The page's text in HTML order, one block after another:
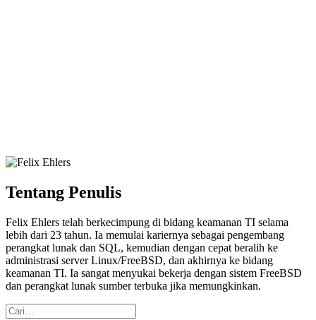
Tentang Penulis
Felix Ehlers telah berkecimpung di bidang keamanan TI selama
lebih dari 23 tahun. Ia memulai kariernya sebagai pengembang
perangkat lunak dan SQL, kemudian dengan cepat beralih ke
administrasi server Linux/FreeBSD, dan akhirnya ke bidang
keamanan TI. Ia sangat menyukai bekerja dengan sistem FreeBSD
dan perangkat lunak sumber terbuka jika memungkinkan.